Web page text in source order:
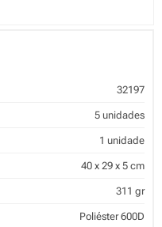
32197
5 unidades
1 unidade
40 x 29 x 5 cm
311 gr
Poliéster 600D